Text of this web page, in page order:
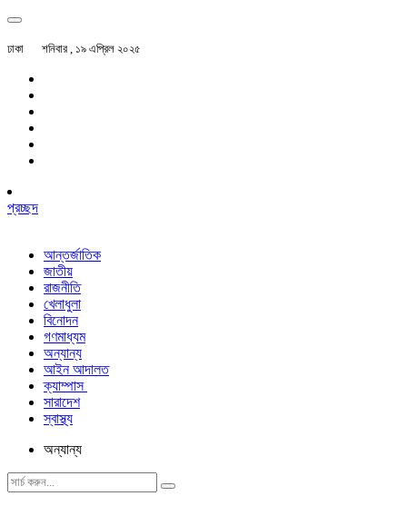
ঢাকা শনিবার , ১৯ এপ্রিল ২০২৫
প্রচ্ছদ
আন্তর্জাতিক
জাতীয়
রাজনীতি
খেলাধুলা
বিনোদন
গণমাধ্যম
অন্যান্য
আইন আদালত
ক্যাম্পাস
সারাদেশ
স্বাস্থ্য
অন্যান্য